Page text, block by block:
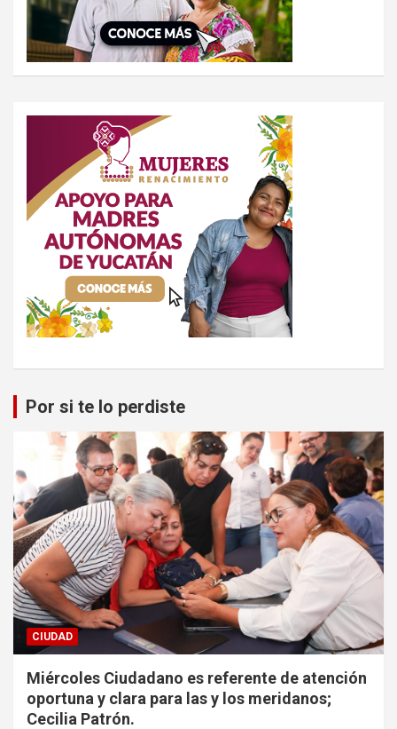
Por si te lo perdiste
CIUDAD
Miércoles Ciudadano es referente de atención
oportuna y clara para las y los meridanos;
Cecilia Patrón.